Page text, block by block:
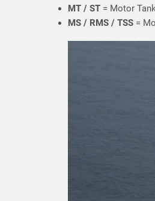
MT / ST= Motor
MS / RMS / TSS=